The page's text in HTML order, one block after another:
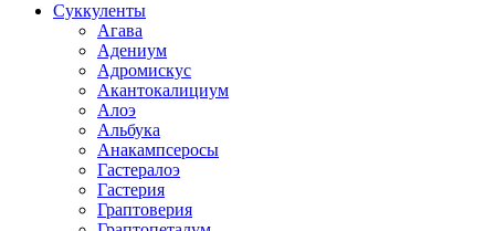
Суккуленты
Агава
Адениум
Адромискус
Акантокалициум
Алоэ
Альбука
Анакампсеросы
Гастералоэ
Гастерия
Граптоверия